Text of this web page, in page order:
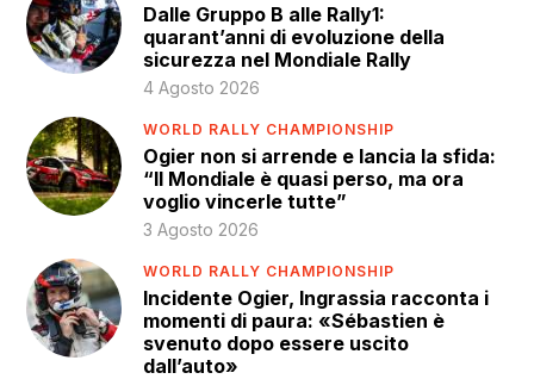
Dalle Gruppo B alle Rally1:
quarant’anni di evoluzione della
sicurezza nel Mondiale Rally
4 Agosto 2026
WORLD RALLY CHAMPIONSHIP
Ogier non si arrende e lancia la sfida:
“Il Mondiale è quasi perso, ma ora
voglio vincerle tutte”
3 Agosto 2026
WORLD RALLY CHAMPIONSHIP
Incidente Ogier, Ingrassia racconta i
momenti di paura: «Sébastien è
svenuto dopo essere uscito
dall’auto»